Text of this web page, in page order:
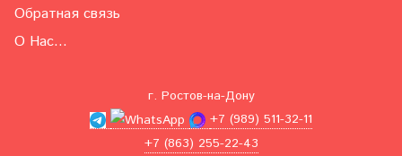
Обратная связь
О Нас...
г. Ростов-на-Дону
+7 (989) 511-32-11
+7 (863) 255-22-43